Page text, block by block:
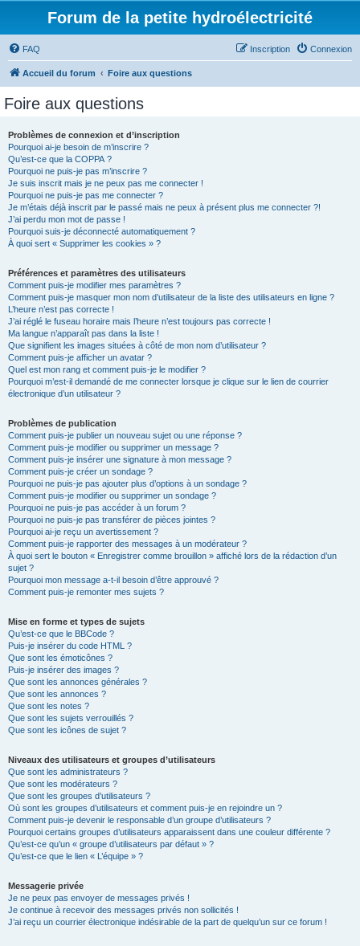
Forum de la petite hydroélectricité
FAQ Connexion
Inscription
Accueil du forum Foire aux questions
Foire aux questions
Problèmes de connexion et d’inscription
Pourquoi ai-je besoin de m’inscrire ?
Qu’est-ce que la COPPA ?
Pourquoi ne puis-je pas m’inscrire ?
Je suis inscrit mais je ne peux pas me connecter !
Pourquoi ne puis-je pas me connecter ?
Je m’étais déjà inscrit par le passé mais ne peux à présent plus me connecter ?!
J’ai perdu mon mot de passe !
Pourquoi suis-je déconnecté automatiquement ?
À quoi sert « Supprimer les cookies » ?
Préférences et paramètres des utilisateurs
Comment puis-je modifier mes paramètres ?
Comment puis-je masquer mon nom d’utilisateur de la liste des utilisateurs en ligne ?
L’heure n’est pas correcte !
J’ai réglé le fuseau horaire mais l’heure n’est toujours pas correcte !
Ma langue n’apparaît pas dans la liste !
Que signifient les images situées à côté de mon nom d’utilisateur ?
Comment puis-je afficher un avatar ?
Quel est mon rang et comment puis-je le modifier ?
Pourquoi m’est-il demandé de me connecter lorsque je clique sur le lien de courrier
électronique d’un utilisateur ?
Problèmes de publication
Comment puis-je publier un nouveau sujet ou une réponse ?
Comment puis-je modifier ou supprimer un message ?
Comment puis-je insérer une signature à mon message ?
Comment puis-je créer un sondage ?
Pourquoi ne puis-je pas ajouter plus d’options à un sondage ?
Comment puis-je modifier ou supprimer un sondage ?
Pourquoi ne puis-je pas accéder à un forum ?
Pourquoi ne puis-je pas transférer de pièces jointes ?
Pourquoi ai-je reçu un avertissement ?
Comment puis-je rapporter des messages à un modérateur ?
À quoi sert le bouton « Enregistrer comme brouillon » affiché lors de la rédaction d’un
sujet ?
Pourquoi mon message a-t-il besoin d’être approuvé ?
Comment puis-je remonter mes sujets ?
Mise en forme et types de sujets
Qu’est-ce que le BBCode ?
Puis-je insérer du code HTML ?
Que sont les émoticônes ?
Puis-je insérer des images ?
Que sont les annonces générales ?
Que sont les annonces ?
Que sont les notes ?
Que sont les sujets verrouillés ?
Que sont les icônes de sujet ?
Niveaux des utilisateurs et groupes d’utilisateurs
Que sont les administrateurs ?
Que sont les modérateurs ?
Que sont les groupes d’utilisateurs ?
Où sont les groupes d’utilisateurs et comment puis-je en rejoindre un ?
Comment puis-je devenir le responsable d’un groupe d’utilisateurs ?
Pourquoi certains groupes d’utilisateurs apparaissent dans une couleur différente ?
Qu’est-ce qu’un « groupe d’utilisateurs par défaut » ?
Qu’est-ce que le lien « L’équipe » ?
Messagerie privée
Je ne peux pas envoyer de messages privés !
Je continue à recevoir des messages privés non sollicités !
J’ai reçu un courrier électronique indésirable de la part de quelqu’un sur ce forum !